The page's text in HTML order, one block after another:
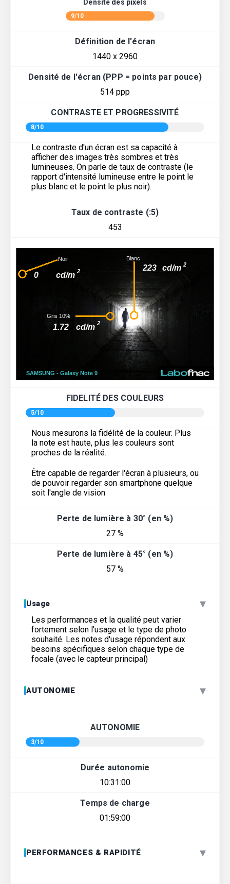
Densité des pixels
9/10
Définition de l'écran
1440 x 2960
Densité de l'écran (PPP = points par pouce)
514 ppp
CONTRASTE ET PROGRESSIVITÉ
8/10
Le contraste d'un écran est sa capacité à
afficher des images très sombres et très
lumineuses. On parle de taux de contraste (le
rapport d'intensité lumineuse entre le point le
plus blanc et le point le plus noir).
Taux de contraste (:5)
453
FIDELITÉ DES COULEURS
5/10
Nous mesurons la fidélité de la couleur. Plus
la note est haute, plus les couleurs sont
proches de la réalité.
Être capable de regarder l'écran à plusieurs, ou
de pouvoir regarder son smartphone quelque
soit l'angle de vision
Perte de lumière à 30° (en %)
27 %
Perte de lumière à 45° (en %)
57 %
Usage ▾
Les performances et la qualité peut varier
fortement selon l'usage et le type de photo
souhaité. Les notes d'usage répondent aux
besoins spécifiques selon chaque type de
focale (avec le capteur principal)
AUTONOMIE ▾
AUTONOMIE
3/10
Durée autonomie
10:31:00
Temps de charge
01:59:00
PERFORMANCES & RAPIDITÉ ▾